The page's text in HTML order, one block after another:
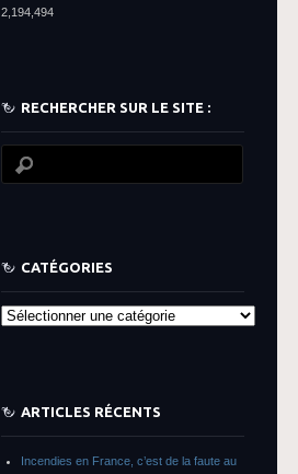
2,194,494
RECHERCHER SUR LE SITE :
CATÉGORIES
Catégories
ARTICLES RÉCENTS
Incendies en France, c’est de la faute au